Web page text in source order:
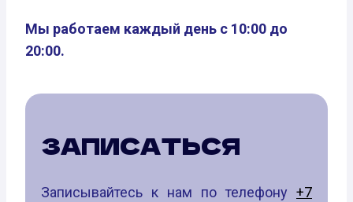
Мы работаем каждый день с 10:00 до
20:00.
ЗАПИСАТЬСЯ
Записывайтесь к нам по телефону +7